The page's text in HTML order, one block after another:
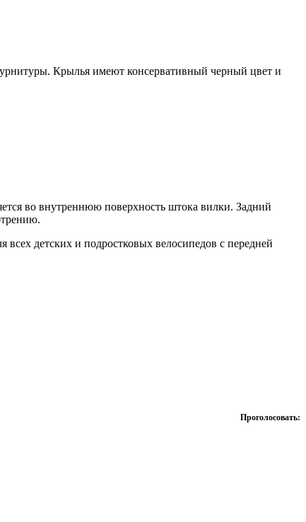
Крылья имеют консервативный черный цвет и
во внутреннюю поверхность штока вилки. Задний
детских и подростковых велосипедов с передней
Проголосовать: